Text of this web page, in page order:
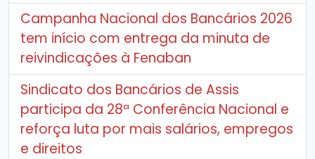
Campanha Nacional dos Bancários 2026
tem início com entrega da minuta de
reivindicações à Fenaban
Sindicato dos Bancários de Assis
participa da 28ª Conferência Nacional e
reforça luta por mais salários, empregos
e direitos